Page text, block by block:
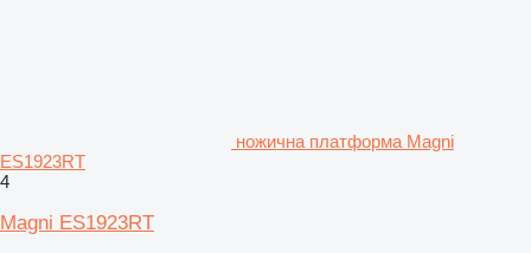
ножична платформа Magni
ES1923RT
4
Magni ES1923RT